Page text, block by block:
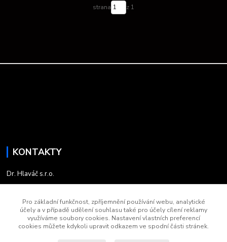
strana z 1
KONTAKTY
Dr. Hlaváč s.r.o.
+420 735 758 030
5:45 - 13:45
kontakt.drhlavac@email.cz
Pro základní funkčnost, zpříjemnění používání webu, analytické
účely a v případě udělení souhlasu také pro účely cílení reklamy
využíváme soubory cookies. Nastavení vlastních preferencí
cookies můžete kdykoli upravit odkazem ve spodní části stránek.